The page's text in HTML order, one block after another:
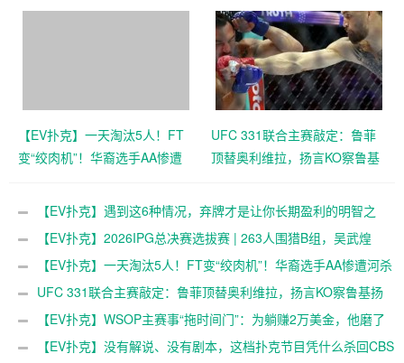
版图再添40人
【EV扑克】一天淘汰5人！FT
变“绞肉机”！华裔选手AA惨遭
UFC 331联合主赛敲定：鲁菲
顶替奥利维拉，扬言KO察鲁基
你的致富之路！
【EV扑克】遇到这6种情况，弃牌才是让你长期盈利的明智之
举
【EV扑克】2026IPG总决赛选拔赛 | 263人围猎B组，吴武煌
54.4万领跑，主赛第一轮晋级版图再添40人
【EV扑克】一天淘汰5人！FT变“绞肉机”！华裔选手AA惨遭河杀
出局！UFC 331联合主赛敲定：鲁菲顶替奥利维拉，扬言KO察鲁基扬
直通冠军战，大发体育助力你的致富之路！
【EV扑克】WSOP主赛事“拖时间门”：为躺赚2万美金，他磨了
整整17分钟
【EV扑克】没有解说、没有剧本，这档扑克节目凭什么杀回CBS